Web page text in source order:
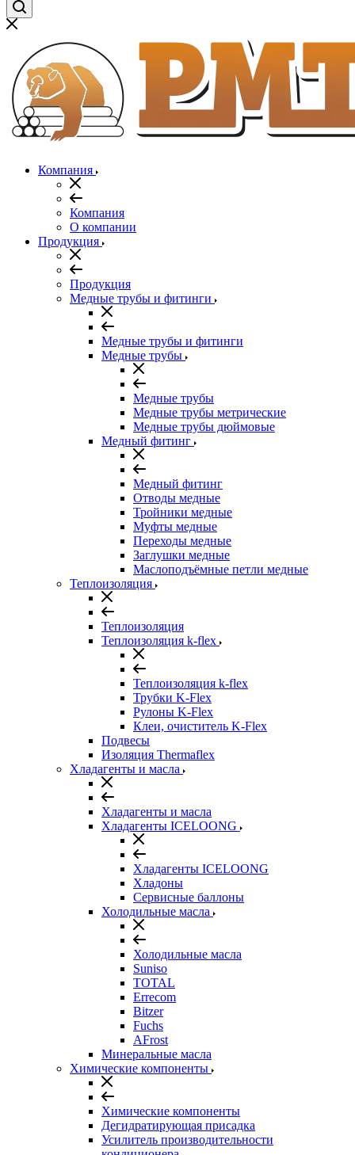
Компания
Компания
О компании
Продукция
Продукция
Медные трубы и фитинги
Медные трубы и фитинги
Медные трубы
Медные трубы
Медные трубы метрические
Медные трубы дюймовые
Медный фитинг
Медный фитинг
Отводы медные
Тройники медные
Муфты медные
Переходы медные
Заглушки медные
Маслоподъёмные петли медные
Теплоизоляция
Теплоизоляция
Теплоизоляция k-flex
Теплоизоляция k-flex
Трубки K-Flex
Рулоны K-Flex
Клеи, очиститель K-Flex
Подвесы
Изоляция Thermaflex
Хладагенты и масла
Хладагенты и масла
Хладагенты ICELOONG
Хладагенты ICELOONG
Хладоны
Сервисные баллоны
Холодильные масла
Холодильные масла
Suniso
TOTAL
Errecom
Bitzer
Fuchs
AFrost
Минеральные масла
Химические компоненты
Химические компоненты
Дегидратирующая присадка
Усилитель производительности